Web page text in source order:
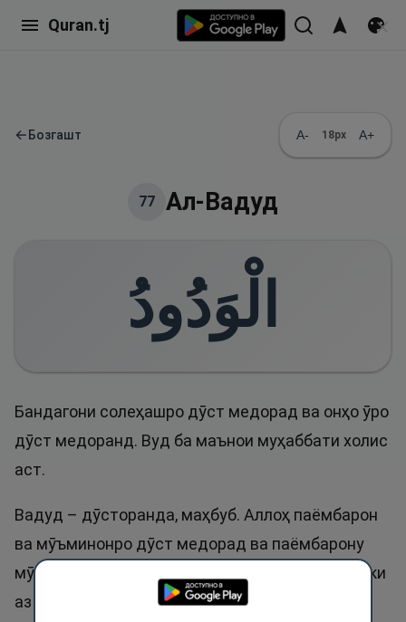
Quran.tj
←Бозгашт A- 18px A+
77 Ал-Вадуд
الْوَدُودُ
Бандагони солеҳашро дӯст медорад ва онҳо ӯро
дӯст медоранд. Вуд ба маънои муҳаббати холис
аст.
Вадуд – дӯсторанда, маҳбуб. Аллоҳ паёмбарон
ва мӯъминонро дӯст медорад ва паёмбарону
мӯъминон Ӯро дӯст медоранд. Ӯ сазовор аст, ки
аз ҳама дӯстдоштатар бошад.